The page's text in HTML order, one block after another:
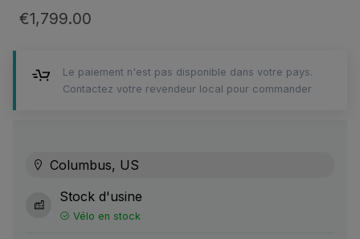
€1,799.00
Le paiement n'est pas disponible dans votre pays.
Contactez votre revendeur local pour commander
Columbus, US
Stock d'usine
Vélo en stock